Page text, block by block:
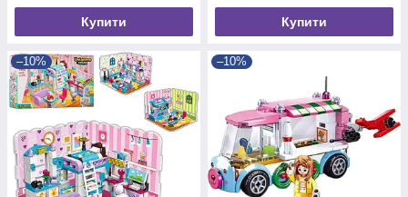
Купити Купити
–10% –10%